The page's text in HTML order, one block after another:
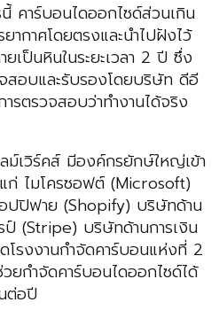
บอนไดออกไซด์ส่วนเกิน
ากาศโดยตรงและนำไปฝังไว้
เป็นหินในระยะเวลา 2 ปี ซึ่ง
สอบและรับรองโดยบริษัท ดีอี
รตรวจสอบว่าทำงานได้จริง
ร์คส์ มีองค์กรยักษ์ใหญ่เข้า
ก่ ไมโครซอฟต์ (Microsoft)
ปปิฟาย (Shopify) บริษัทด้าน
ป์ (Stripe) บริษัทด้านการเงิน
โรงงานกำจัดคาร์บอนแห่งที่ 2
ยกำจัดคาร์บอนไดออกไซด์ได้
ต่อปี